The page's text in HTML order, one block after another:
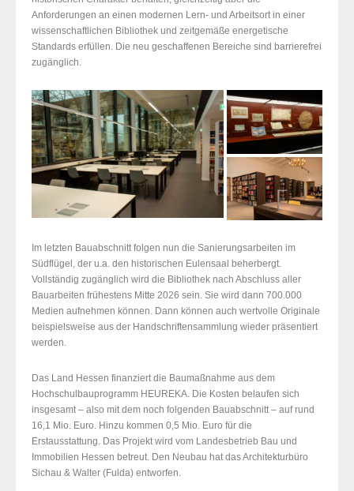
Anforderungen an einen modernen Lern- und Arbeitsort in einer
wissenschaftlichen Bibliothek und zeitgemäße energetische
Standards erfüllen. Die neu geschaffenen Bereiche sind barrierefrei
zugänglich.
Im letzten Bauabschnitt folgen nun die Sanierungsarbeiten im
Südflügel, der u.a. den historischen Eulensaal beherbergt.
Vollständig zugänglich wird die Bibliothek nach Abschluss aller
Bauarbeiten frühestens Mitte 2026 sein. Sie wird dann 700.000
Medien aufnehmen können. Dann können auch wertvolle Originale
beispielsweise aus der Handschriftensammlung wieder präsentiert
werden.
Das Land Hessen finanziert die Baumaßnahme aus dem
Hochschulbauprogramm HEUREKA. Die Kosten belaufen sich
insgesamt – also mit dem noch folgenden Bauabschnitt – auf rund
16,1 Mio. Euro. Hinzu kommen 0,5 Mio. Euro für die
Erstausstattung. Das Projekt wird vom Landesbetrieb Bau und
Immobilien Hessen betreut. Den Neubau hat das Architekturbüro
Sichau & Walter (Fulda) entworfen.